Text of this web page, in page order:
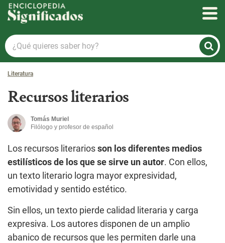
Enciclopedia Significados
¿Qué
quieres
saber
hoy?
Literatura
Recursos literarios
Tomás Muriel
Filólogo y profesor de español
Los recursos literarios son los diferentes medios
estilísticos de los que se sirve un autor. Con ellos,
un texto literario logra mayor expresividad,
emotividad y sentido estético.
Sin ellos, un texto pierde calidad literaria y carga
expresiva. Los autores disponen de un amplio
abanico de recursos que les permiten darle una